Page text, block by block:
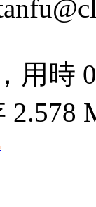
用時
2.578